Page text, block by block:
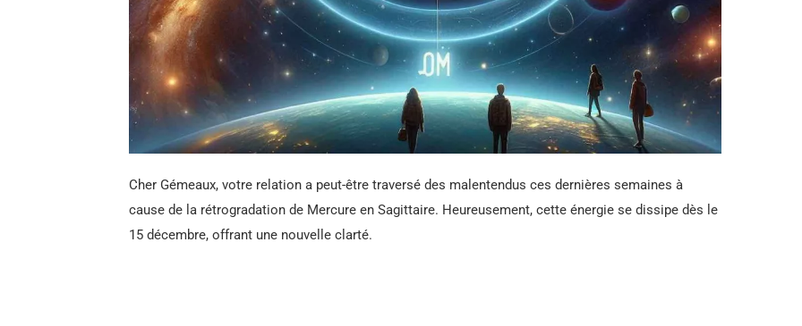
Cher Gémeaux, votre relation a peut-être traversé des malentendus ces dernières semaines à
cause de la rétrogradation de Mercure en Sagittaire. Heureusement, cette énergie se dissipe dès le
15 décembre, offrant une nouvelle clarté.